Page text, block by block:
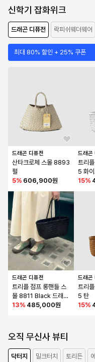
신학기 잡화위크
드래곤 디퓨전 락피쉬웨더웨어
최대 80% 할인 + 25% 쿠폰
드래곤 디퓨전
산타크로체 스몰 8893
펄
5% 606,900원
드래곤 디퓨전
트리플 점프 롱핸들 스
몰 8811 Black 드래곤
백
13% 485,000원
드래곤
트리
5 화
15%
드래곤
트리
5 탄
15%
오직 무신사 뷰티
닥터지 밀크터치 토리든